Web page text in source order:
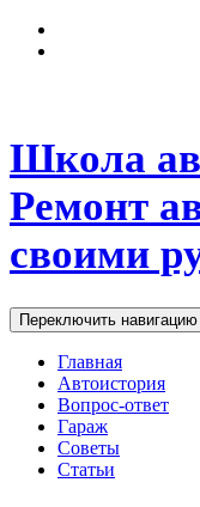
Школа
Ремонт
своими
Переключить навигацию
Главная
Автоистория
Вопрос-ответ
Гараж
Советы
Статьи